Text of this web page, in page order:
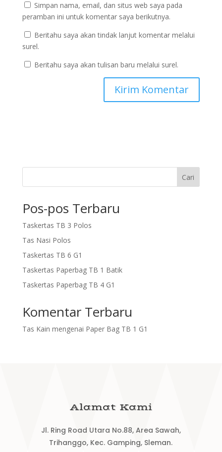
Simpan nama, email, dan situs web saya pada
peramban ini untuk komentar saya berikutnya.
Beritahu saya akan tindak lanjut komentar melalui
surel.
Beritahu saya akan tulisan baru melalui surel.
Cari
Pos-pos Terbaru
Taskertas TB 3 Polos
Tas Nasi Polos
Taskertas TB 6 G1
Taskertas Paperbag TB 1 Batik
Taskertas Paperbag TB 4 G1
Komentar Terbaru
Tas Kain mengenai Paper Bag TB 1 G1
Alamat Kami
Jl. Ring Road Utara No.88, Area Sawah,
Trihanggo, Kec. Gamping, Sleman.